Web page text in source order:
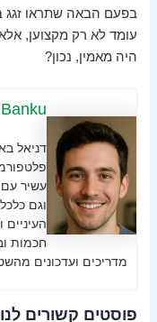
בפעם הבאה שתראו זגג
עומד לא רק מקצוען,
היה מאמין, נכון?
Banku
עשיר עם
וגם
חכמות
מדריכים ועדכונים
פוסטים קשורים